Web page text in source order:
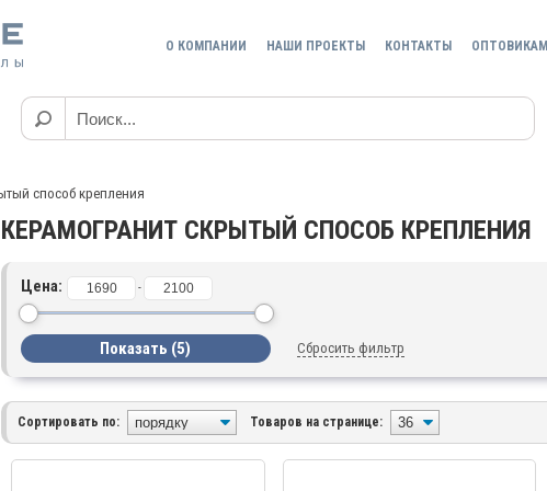
О КОМПАНИИ НАШИ ПРОЕКТЫ КОНТАКТЫ ОПТОВИКАМ
способ крепления
КЕРАМОГРАНИТ СКРЫТЫЙ СПОСОБ КРЕПЛЕНИЯ
Цена: -
Сбросить фильтр
Сортировать по: Товаров на странице: